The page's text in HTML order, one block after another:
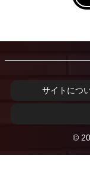
サイトにつ
©